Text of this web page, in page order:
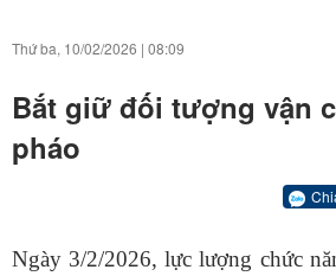
Thứ ba, 10/02/2026 | 08:09
Bắt giữ đối tượng vận
pháo
Ngày 3/2/2026, lực lượng chức